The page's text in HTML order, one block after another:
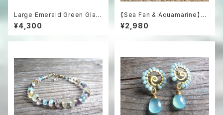
Large Emerald Green Glas
s & Natural Shell Necklace
深海のエメラルドグリーン カ
ットガラスとホワイトシェルのリ
¥4,300
【Sea Fan & Aquamarine】海
うちわと3色アクアマリンのグラ
デーションピアス
¥2,980